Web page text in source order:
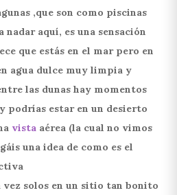
,que son como piscinas
aquí, es una sensación
que estás en el mar pero en
agua dulce muy limpia y
las dunas hay momentos
podrías estar en un desierto
vista aérea (la cual no vimos
una idea de como es el
solos en un sitio tan bonito